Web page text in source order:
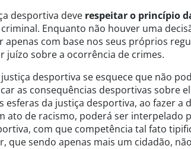
desportiva deve respeitar o princípio
Enquanto não houver uma
apenas com base nos seus próprios
juízo sobre a ocorrência de crimes.
desportiva se esquece que não
as consequências desportivas sobre
esferas da justiça desportiva, ao fazer
ato de racismo, poderá ser interpelado
com que competência tal fato
que sendo apenas mais um cidadão,